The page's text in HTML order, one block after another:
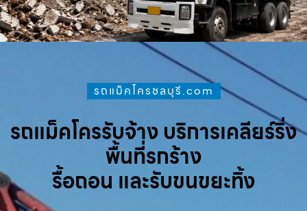
รถแม็คโครชลบุรี.com
รถแม็คโครรับจ้าง บริการเคลียร์ริ่ง
พื้นที่รกร้าง
รื้อถอน และรับขนขยะทิ้ง